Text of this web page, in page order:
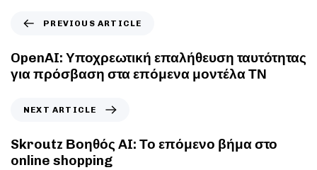
PREVIOUS ARTICLE
OpenAI: Υποχρεωτική επαλήθευση ταυτότητας
για πρόσβαση στα επόμενα μοντέλα ΤΝ
NEXT ARTICLE
Skroutz Βοηθός AI: Το επόμενο βήμα στο
online shopping